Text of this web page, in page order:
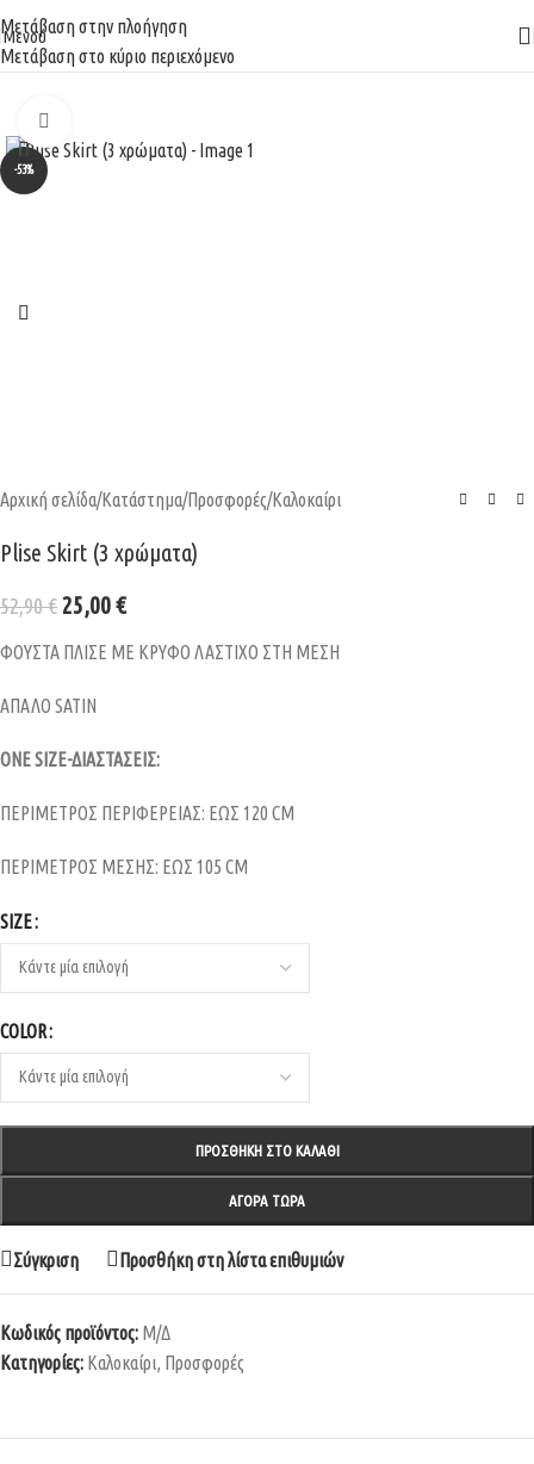
Μετάβαση στην πλοήγηση
Μετάβαση στο κύριο περιεχόμενο
Δωρεάν μεταφορικά για παραγγελίες άνω των 100€.
Μενού
-53%
Αρχική σελίδα/Κατάστημα/Προσφορές/Καλοκαίρι
Plise Skirt (3 χρώματα)
52,90€25,00€
ΦΟΥΣΤΑ ΠΛΙΣΕ ΜΕ ΚΡΥΦΟ ΛΑΣΤΙΧΟ ΣΤΗ ΜΕΣΗ
ΑΠΑΛΟ SATIN
ONE SIZE-ΔΙΑΣΤΑΣΕΙΣ:
ΠΕΡΙΜΕΤΡΟΣ ΠΕΡΙΦΕΡΕΙΑΣ: ΕΩΣ 120 CM
ΠΕΡΙΜΕΤΡΟΣ ΜΕΣΗΣ: ΕΩΣ 105 CM
SIZE
COLOR
ΠΡΟΣΘΉΚΗ ΣΤΟ ΚΑΛΆΘΙ
ΑΓΟΡΆ ΤΏΡΑ
Σύγκριση Προσθήκη στη λίστα επιθυμιών
Κωδικός προϊόντος: Μ/Δ
Κατηγορίες: Καλοκαίρι, Προσφορές